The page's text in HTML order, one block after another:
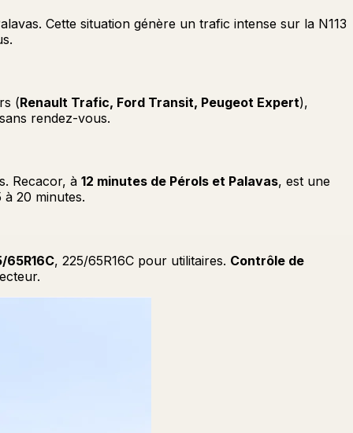
Cette situation génère un trafic intense sur la N113
(Renault Trafic, Ford Transit, Peugeot Expert),
rendez-vous.
Recacor, à 12 minutes de Pérols et Palavas, est une
à 20 minutes.
65R16C, 225/65R16C pour utilitaires. Contrôle de